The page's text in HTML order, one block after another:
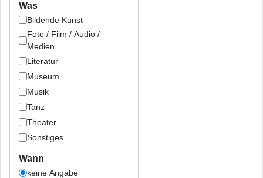
Was
Bildende Kunst
Foto / Film / Audio /
Medien
Literatur
Museum
Musik
Tanz
Theater
Sonstiges
Wann
keine Angabe